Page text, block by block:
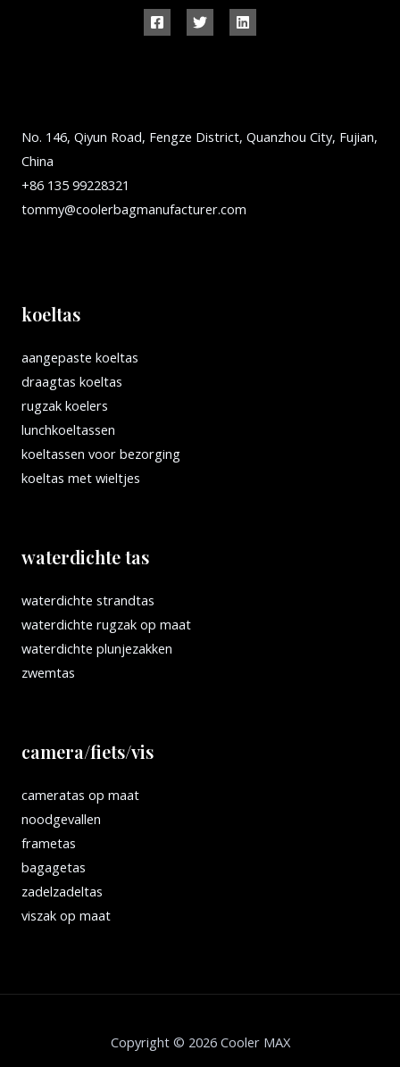
No. 146, Qiyun Road, Fengze District, Quanzhou City, Fujian,
China
+86 135 99228321
tommy@coolerbagmanufacturer.com
koeltas
aangepaste koeltas
draagtas koeltas
rugzak koelers
lunchkoeltassen
koeltassen voor bezorging
koeltas met wieltjes
waterdichte tas
waterdichte strandtas
waterdichte rugzak op maat
waterdichte plunjezakken
zwemtas
camera/fiets/vis
cameratas op maat
noodgevallen
frametas
bagagetas
zadelzadeltas
viszak op maat
Copyright © 2026 Cooler MAX